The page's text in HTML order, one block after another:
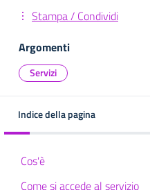
Stampa / Condividi
Argomenti
Servizi
Indice della pagina
Cos'è
Come si accede al servizio